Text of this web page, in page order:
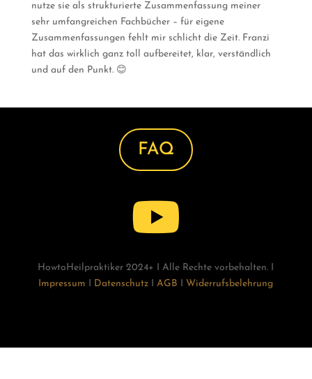
nutze sie als strukturierte Zusammenfassung meiner
sehr umfangreichen Fachbücher – für eigene
Zusammenfassungen fehlt mir schlicht die Zeit. Franzi
hat das wirklich ganz toll aufbereitet, klar, verständlich
und auf den Punkt. 😊
FAQ

HowtoHeilpraktiker 2024+ I Alle Rechte vorbehalten. I
Impressum I Datenschutz IAGB I Widerrufsbelehrung